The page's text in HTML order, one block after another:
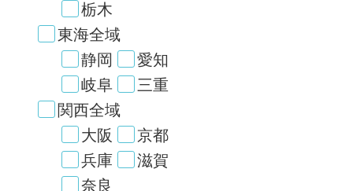
栃木
東海全域
静岡
愛知
岐阜
三重
関西全域
大阪
京都
兵庫
滋賀
奈良